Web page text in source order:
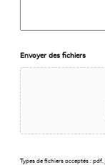
Envoyer des fichiers
Types de fichiers acceptés :